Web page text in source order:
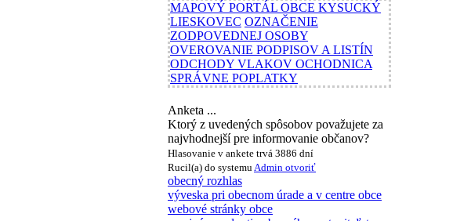
MAPOVÝ PORTÁL OBCE KYSUCKÝ
LIESKOVEC OZNAČENIE
ZODPOVEDNEJ OSOBY
OVEROVANIE PODPISOV A LISTÍN
ODCHODY VLAKOV OCHODNICA
SPRÁVNE POPLATKY
Anketa ...
Ktorý z uvedených spôsobov považujete za
najvhodnejší pre informovanie občanov?
Hlasovanie v ankete trvá 3886 dní
Rucil(a) do systemuAdmin otvoriť
obecný rozhlas
výveska pri obecnom úrade a v centre obce
webové stránky obce